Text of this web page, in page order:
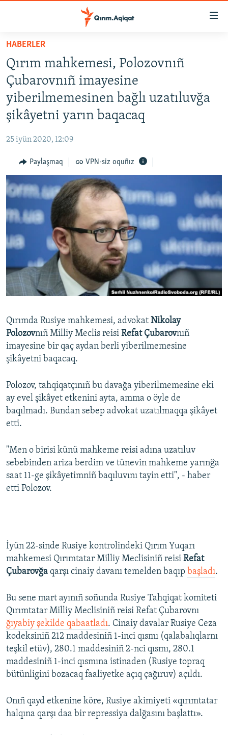
Esas
qaytmaq
Baş
navigatsiyağa
qaytmaq
Qıdıruvğa
SİYASET
İQTİSADİYAT
CEMİYET
İNSAN AQLARI
VİDEO
SÜRET
BLOGLAR
FİKİR
Русский
Українською
QOŞULIÑIZ!
RFE/RS bütün saytları
HABERLER
Qırım mahkemesi, Polozovnıñ
Çubarovnıñ imayesine
yiberilmemesinen bağlı uzatıluvğa
şikâyetni yarın baqacaq
25 iyün 2020, 12:09
Paylaşmaq VPN-siz oquñız
Qırımda Rusiye mahkemesi, advokat Nikolay
Polozovnıñ Milliy Meclis reisi Refat Çubarovnıñ
imayesine bir qaç aydan berli yiberilmemesine
şikâyetni baqacaq.
Polozov, tahqiqatçınıñ bu davağa yiberilmemesine eki
ay evel şikâyet etkenini ayta, amma o öyle de
baqılmadı. Bundan sebep advokat uzatılmaqqa şikâyet
etti.
"Men o birisi künü mahkeme reisi adına uzatıluv
sebebinden ariza berdim ve tünevin mahkeme yarınğa
saat 11-ge şikâyetimniñ baqıluvını tayin etti", - haber
etti Polozov.
İyün 22-sinde Rusiye kontrolindeki Qırım Yuqarı
mahkemesi Qırımtatar Milliy Meclisiniñ reisi Refat
Çubarovğa qarşı cinaiy davanı temelden baqıp başladı.
Bu sene mart ayınıñ soñunda Rusiye Tahqiqat komiteti
Qırımtatar Milliy Meclisiniñ reisi Refat Çubarovnı
ğıyabiy şekilde qabaatladı. Cinaiy davalar Rusiye Ceza
kodeksiniñ 212 maddesiniñ 1-inci qısmı (qalabalıqlarnı
teşkil etüv), 280.1 maddesiniñ 2-nci qısmı, 280.1
maddesiniñ 1-inci qısmına istinaden (Rusiye topraq
bütünligini bozacaq faaliyetke açıq çağıruv) açıldı.
Onıñ qayd etkenine köre, Rusiye akimiyeti «qırımtatar
halqına qarşı daa bir repressiya dalğasını başlattı».